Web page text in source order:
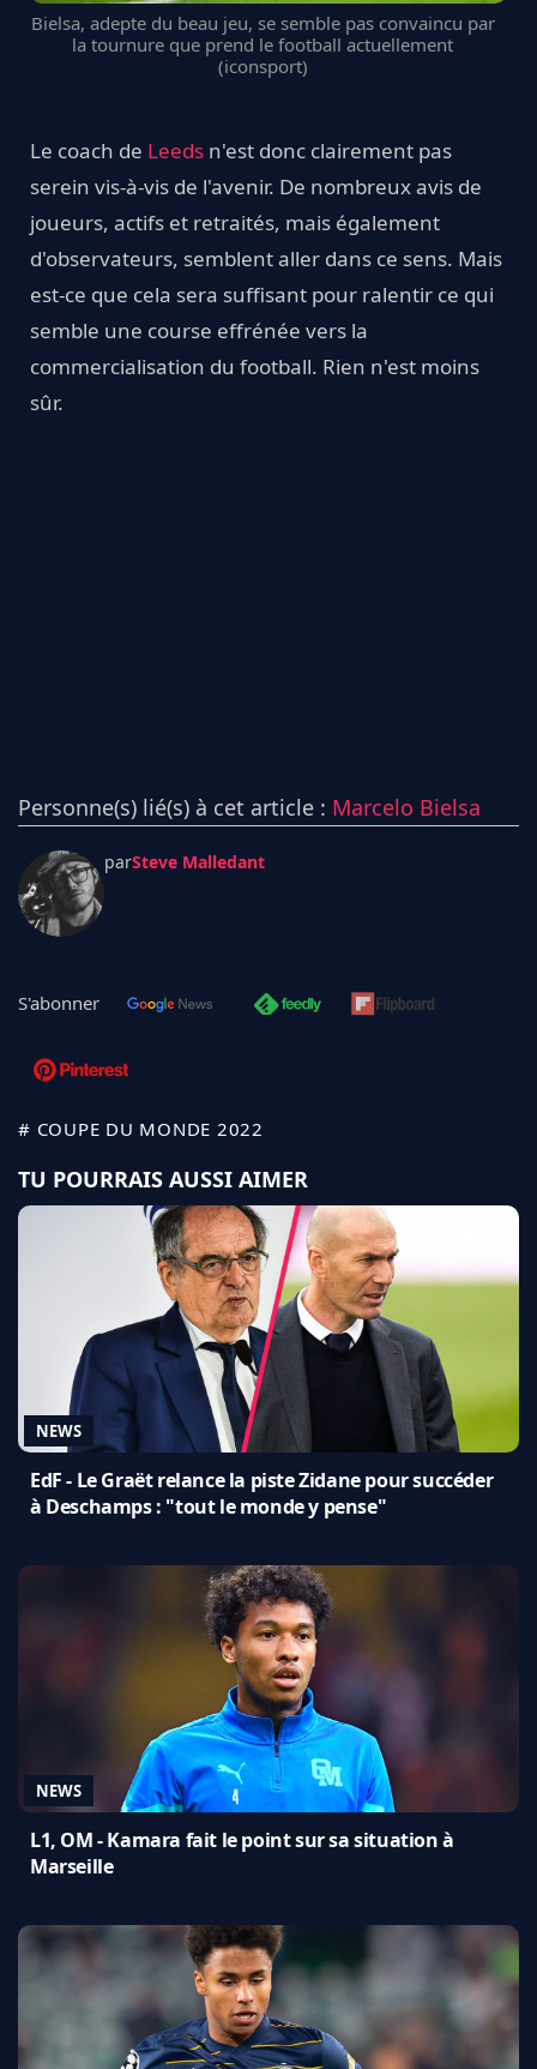
Bielsa, adepte du beau jeu, se semble pas convaincu par
la tournure que prend le football actuellement
(iconsport)
Le coach de Leeds n'est donc clairement pas
serein vis-à-vis de l'avenir. De nombreux avis de
joueurs, actifs et retraités, mais également
d'observateurs, semblent aller dans ce sens. Mais
est-ce que cela sera suffisant pour ralentir ce qui
semble une course effrénée vers la
commercialisation du football. Rien n'est moins
sûr.
Personne(s) lié(s) à cet article : Marcelo Bielsa
parSteve Malledant
S'abonner
# COUPE DU MONDE 2022
TU POURRAIS AUSSI AIMER
NEWS
EdF - Le Graët relance la piste Zidane pour succéder
à Deschamps : "tout le monde y pense"
NEWS
L1, OM - Kamara fait le point sur sa situation à
Marseille